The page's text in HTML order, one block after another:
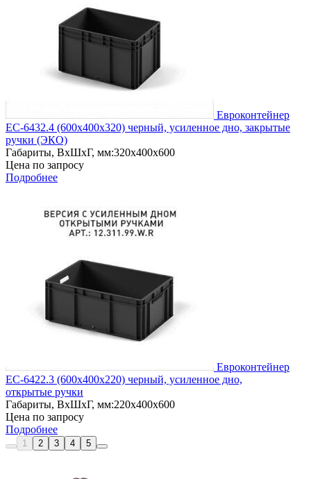
Евроконтейнер
ЕС-6432.4 (600х400х320) черный, усиленное дно, закрытые
ручки (ЭКО)
Габариты, ВxШxГ, мм:320x400x600
Цена по запросу
Подробнее
Евроконтейнер
ЕС-6422.3 (600х400х220) черный, усиленное дно,
открытые ручки
Габариты, ВxШxГ, мм:220x400x600
Цена по запросу
Подробнее
1 2 3 4 5